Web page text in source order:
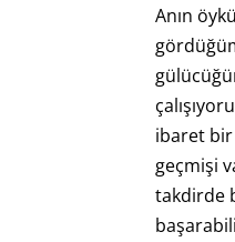
Anın
ibaret bir
geçmişi
takdirde